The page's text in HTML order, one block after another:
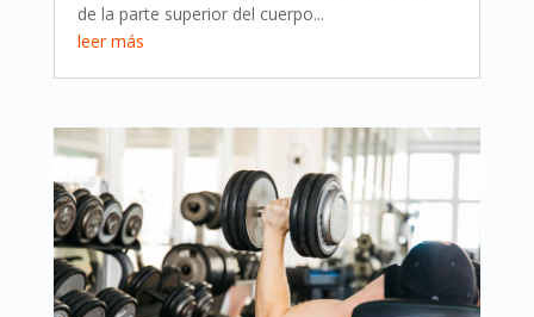
de la parte superior del cuerpo...
leer más